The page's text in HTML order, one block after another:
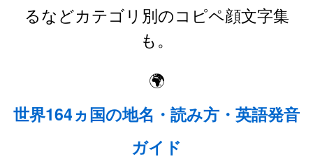
るなどカテゴリ別のコピペ顔文字集
も。
🌍
世界164ヵ国の地名・読み方・英語発音
ガイド